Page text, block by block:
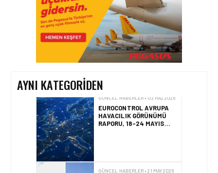
AYNI KATEGORIDEN
GÜNCEL HABERLER • 12 HAZ 2026
AVRUPA KOMISYONU AB
HAVA EMNIYETI LISTESINI
GÜNCELLEDI
GÜNCEL HABERLER • 02 HAZ 2026
EUROCONTROL AVRUPA
HAVACILIK GÖRÜNÜMÜ
RAPORU, 18-24 MAYIS
GÜNCEL HABERLER • 21 MAY 2026